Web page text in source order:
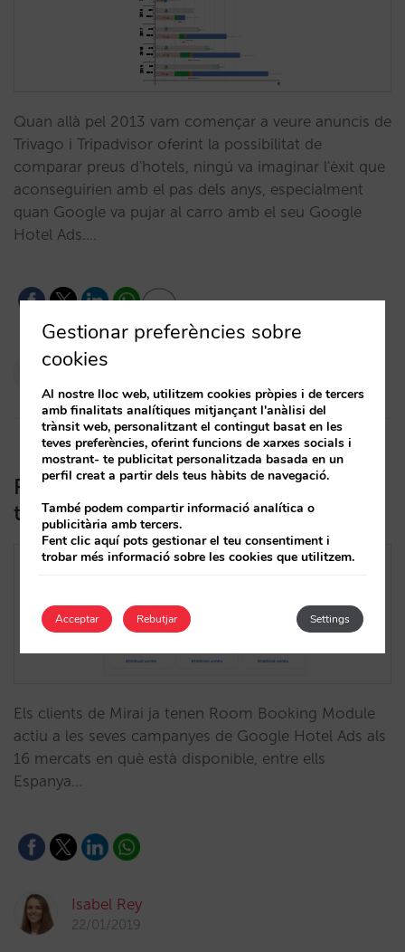
Quan allà pel 2013 vam començar a veure anuncis de
Trivago i Tripadvisor oferint la possibilitat de
comparar preus d'hotels, ningú va imaginar l'èxit que
aconseguirien amb el pas dels anys, especialment
quan Google va pujar al carro amb el seu Google
Hotel Ads.…
Pablo Delgado
Room Booking Module, actiu en les
teves campanyes
Els clients de Mirai ja tenen Room Booking Module
actiu a les seves campanyes de Google Hotel Ads als
16 mercats en què està disponible, entre ells
Espanya…
Isabel Rey
22/01/2019
Gestionar preferències sobre
cookies
Al nostre lloc web, utilitzem cookies pròpies i de tercers
amb finalitats analítiques mitjançant l'anàlisi del
trànsit web, personalitzant el contingut basat en les
teves preferències, oferint funcions de xarxes socials i
mostrant- te publicitat personalitzada basada en un
perfil creat a partir dels teus hàbits de navegació.
També podem compartir informació analítica o
publicitària amb tercers.
Fent clic aquí pots gestionar el teu consentiment i
trobar més informació sobre les cookies que utilitzem.
Acceptar Settings
Rebutjar